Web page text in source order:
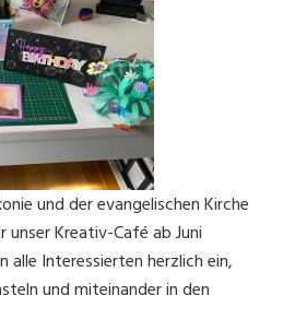
und der evangelischen Kirche
unser Kreativ-Café ab Juni
alle Interessierten herzlich ein,
und miteinander in den